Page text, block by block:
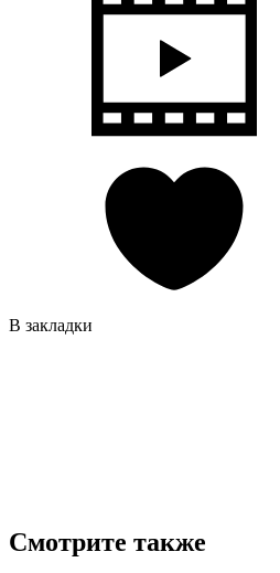
В закладки
Смотрите также